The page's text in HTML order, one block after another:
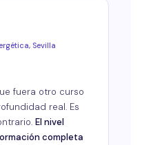
Sevilla
fuera otro curso
real. Es
El nivel
completa